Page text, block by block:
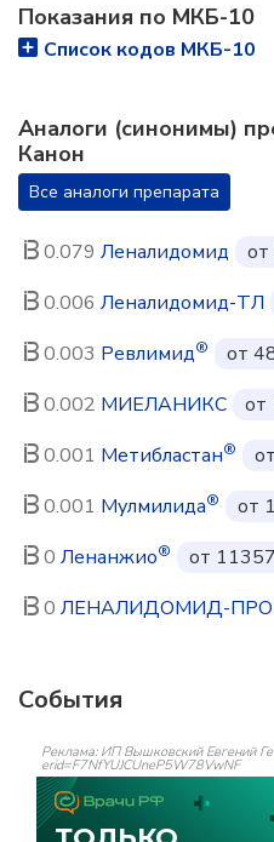
Показания по МКБ-10
Список кодов МКБ-10
Аналоги (синонимы)
Канон
Все аналоги препарата
0.079 Леналидомид
0.006 Леналидомид-ТЛ
0.003 Ревлимид®
от
0.002 МИЕЛАНИКС
от
0.001 Метибластан®
0.001 Мулмилида®
от
0 Ленанжио®
от
0 ЛЕНАЛИДОМИД-
События
Реклама: ИП Вышковский Евгений
erid=F7NfYUJCUneP5W78VwNF